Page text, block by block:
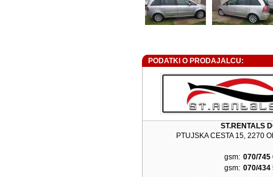
PODATKI O PRODAJALCU:
ST.RENTALS
PTUJSKA CESTA 15, 2270
gsm:
gsm:
070/745
070/434